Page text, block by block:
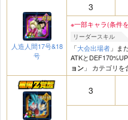
人造人間17号&18
号
3
※一部キャラ(条件
リーダースキル
「大会出場者 」ま
ATKと
ョン 」 カテゴリ
3